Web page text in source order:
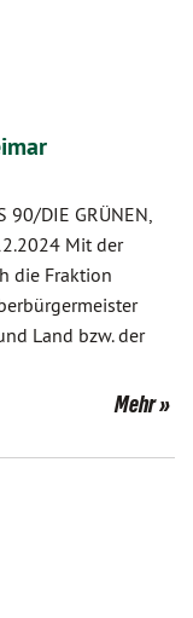
90/DIE GRÜNEN,
Mit der
die Fraktion
Land bzw. der
Mehr